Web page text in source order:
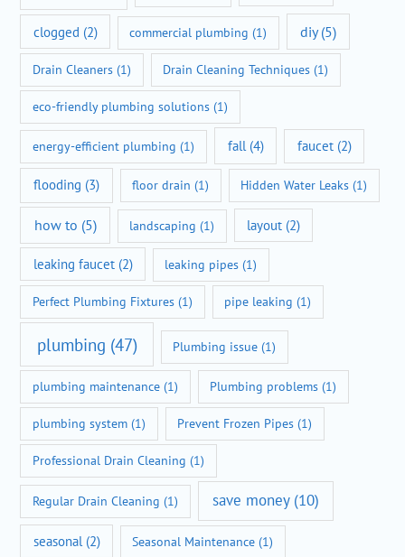
clogged (2) commercial plumbing (1) diy(5)
Drain Cleaners (1) Drain Cleaning Techniques (1)
eco-friendly plumbing solutions (1)
energy-efficient plumbing (1) fall(4) faucet(2)
flooding (3) floor drain (1) Hidden Water Leaks (1)
how to (5) landscaping (1) layout (2)
leaking faucet(2) leaking pipes (1)
Perfect Plumbing Fixtures (1) pipe leaking (1)
plumbing (47) Plumbing issue (1)
plumbing maintenance (1) Plumbing problems (1)
plumbing system (1) Prevent Frozen Pipes (1)
Professional Drain Cleaning (1)
Regular Drain Cleaning (1) save money(10)
seasonal(2) Seasonal Maintenance (1)